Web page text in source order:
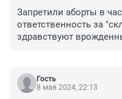
Запретили аборты в
ответственность за
здравствуют
налогоплательщиков.
Гость
8 мая 2024, 22:13